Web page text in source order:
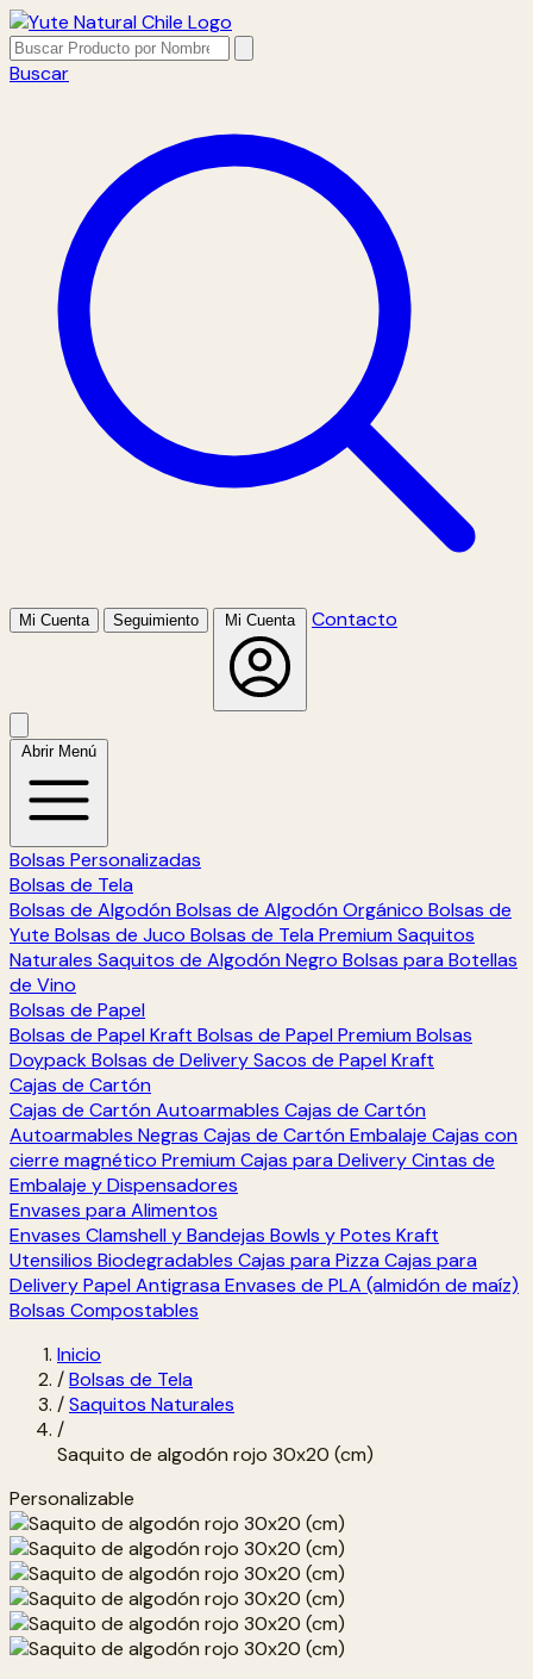
Buscar
Mi Cuenta Seguimiento Mi Cuenta Contacto
Abrir Menú
Bolsas Personalizadas
Bolsas de Tela
Bolsas de Algodón Bolsas de Algodón Orgánico Bolsas de
Yute Bolsas de Juco Bolsas de Tela Premium Saquitos
Naturales Saquitos de Algodón Negro Bolsas para Botellas
de Vino
Bolsas de Papel
Bolsas de Papel Kraft Bolsas de Papel Premium Bolsas
DoypackBolsas de DeliverySacos de Papel Kraft
Cajas de Cartón
Cajas de Cartón Autoarmables Cajas de Cartón
Autoarmables Negras Cajas de Cartón Embalaje Cajas con
cierre magnético Premium Cajas para DeliveryCintas de
Embalaje y Dispensadores
Envases para Alimentos
Envases Clamshell y Bandejas Bowls y Potes Kraft
Utensilios Biodegradables Cajas para Pizza Cajas para
DeliveryPapel Antigrasa Envases de PLA (almidón de maíz)
Bolsas Compostables
Inicio
/Bolsas de Tela
/Saquitos Naturales
/
Saquito de algodón rojo 30x20 (cm)
Personalizable